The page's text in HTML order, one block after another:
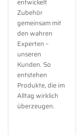
Zubehör
gemeinsam mit
den wahren
Experten –
unseren
Kunden. So
entstehen
Produkte, die im
Alltag wirklich
überzeugen.